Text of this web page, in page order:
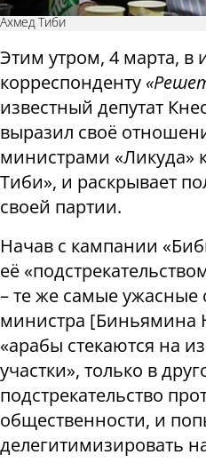
Ахмед Тиби
Этим утром, 4 марта, в
корреспонденту
известный депутат
выразил своё
министрами «Ликуда»
Тиби», и раскрывает
своей партии.
Начав с кампании
её
– те же самые ужасные
министра [Биньямина
«арабы стекаются на
участки», только в
подстрекательство
общественности, и
делегитимизировать